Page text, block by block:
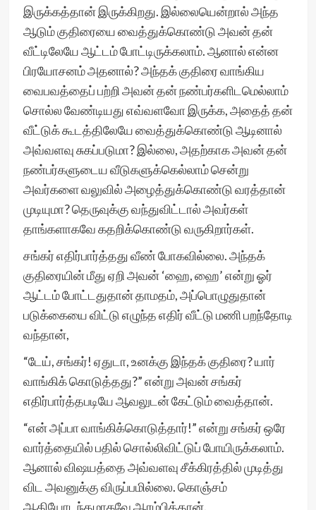
இருக்கத்தான் இருக்கிறது. இல்லையென்றால் அந்த
ஆடும் குதிரையை வைத்துக்கொண்டு அவன் தன்
வீட்டிலேயே ஆட்டம் போட்டிருக்கலாம். ஆனால் என்ன
பிரயோசனம் அதனால்? அந்தக் குதிரை வாங்கிய
வைபவத்தைப் பற்றி அவன் தன் நண்பர்களிடமெல்லாம்
சொல்ல வேண்டியது எவ்வளவோ இருக்க, அதைத் தன்
வீட்டுக் கூடத்திலேயே வைத்துக்கொண்டு ஆடினால்
அவ்வளவு சுகப்படுமா? இல்லை, அதற்காக அவன் தன்
நண்பர்களுடைய வீடுகளுக்கெல்லாம் சென்று
அவர்களை வலுவில் அழைத்துக்கொண்டு வரத்தான்
முடியுமா? தெருவுக்கு வந்துவிட்டால் அவர்கள்
தாங்களாகவே கதறிக்கொண்டு வருகிறார்கள்.
சங்கர் எதிர்பார்த்தது வீண் போகவில்லை. அந்தக்
குதிரையின் மீது ஏறி அவன் ‘ஹை, ஹை’ என்று ஓர்
ஆட்டம் போட்டதுதான் தாமதம், அப்பொழுதுதான்
படுக்கையை விட்டு எழுந்த எதிர் வீட்டு மணி பறந்தோடி
வந்தான்,
“டேய், சங்கர்! ஏதுடா, உனக்கு இந்தக் குதிரை? யார்
வாங்கிக் கொடுத்தது?” என்று அவன் சங்கர்
எதிர்பார்த்தபடியே ஆவலுடன் கேட்டும் வைத்தான்.
“என் அப்பா வாங்கிக்கொடுத்தார்!” என்று சங்கர் ஒரே
வார்த்தையில் பதில் சொல்லிவிட்டுப் போயிருக்கலாம்.
ஆனால் விஷயத்தை அவ்வளவு சீக்கிரத்தில் முடித்து
விட அவனுக்கு விருப்பமில்லை. கொஞ்சம்
ஆதியோடந்தமாகவே ஆரம்பித்தான்.